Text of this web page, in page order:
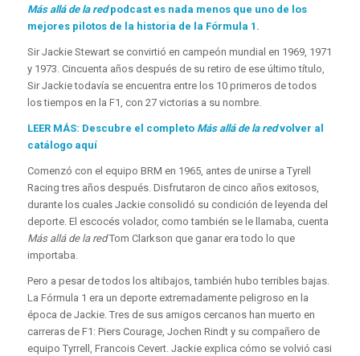
Más allá de la redpodcast es nada menos que uno de los
mejores pilotos de la historia de la Fórmula 1.
Sir Jackie Stewart se convirtió en campeón mundial en 1969, 1971
y 1973. Cincuenta años después de su retiro de ese último título,
Sir Jackie todavía se encuentra entre los 10 primeros de todos
los tiempos en la F1, con 27 victorias a su nombre.
LEER MÁS: Descubre el completo Más allá de la redvolver al
catálogo aquí
Comenzó con el equipo BRM en 1965, antes de unirse a Tyrell
Racing tres años después. Disfrutaron de cinco años exitosos,
durante los cuales Jackie consolidó su condición de leyenda del
deporte. El escocés volador, como también se le llamaba, cuenta
Más allá de la redTom Clarkson que ganar era todo lo que
importaba.
Pero a pesar de todos los altibajos, también hubo terribles bajas.
La Fórmula 1 era un deporte extremadamente peligroso en la
época de Jackie. Tres de sus amigos cercanos han muerto en
carreras de F1: Piers Courage, Jochen Rindt y su compañero de
equipo Tyrrell, Francois Cevert. Jackie explica cómo se volvió casi